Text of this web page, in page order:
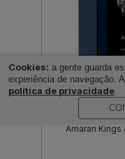
Amaran Kings
Cookies: a gente guarda
experiência de navegação.
política de privacidade.